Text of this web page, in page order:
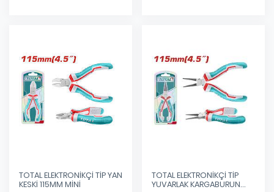
TOTAL ELEKTRONİKÇİ TİP YAN
KESKİ 115MM MİNİ
TOTAL ELEKTRONİKÇİ TİP
YUVARLAK KARGABURUN